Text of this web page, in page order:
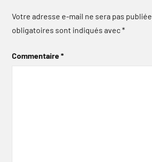
Votre adresse e-mail ne sera pas publiée.
obligatoires sont indiqués avec*
Commentaire*